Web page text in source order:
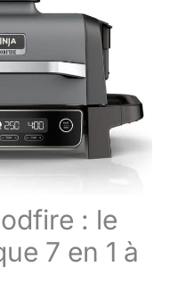
: le
7 en 1 à